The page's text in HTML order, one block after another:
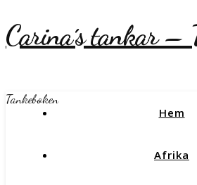
Carina´s tankar –
Tankeboken
Hem
Afrika